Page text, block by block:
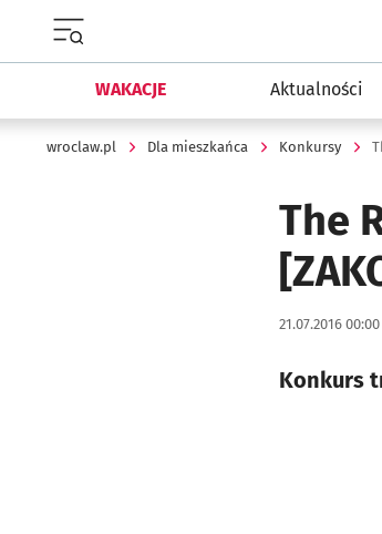
WAKACJE Aktualności
wroclaw.pl Dla mieszkańca Konkursy
The
Data publikacji:
21.07.2016 00:00
Konkurs